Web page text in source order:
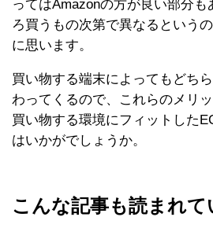
ってはAmazonの方が良い部分も
ろ買うもの次第で異なるという
に思います。
買い物する端末によってもどち
わってくるので、これらのメリ
買い物する環境にフィットした
はいかがでしょうか。
こんな記事も読まれて